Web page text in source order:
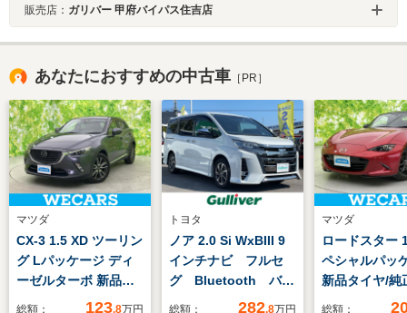
販売店： ガリバー 甲府バイパス住吉店
あなたにおすすめの中古車 ［PR］
マツダ
CX-3 1.5 XD ツーリン
グ Lパッケージ ディ
ーゼルターボ 新品タ
イヤ/純正 SDナビ/ア
総額： 123.8万円
トヨタ
ノア 2.0 Si WxBIII 9
インチナビ フルセ
グ Bluetooth バッ
クカメラ フリップダ
総額： 282.8万円
マツダ
ロードスター
ペシャルパッ
新品タイヤ/純
ビ/ドライブレ
総額：